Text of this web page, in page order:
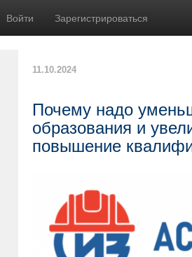
Войти Зарегистрироваться
11.10.2024
Почему надо
образования и
повышение